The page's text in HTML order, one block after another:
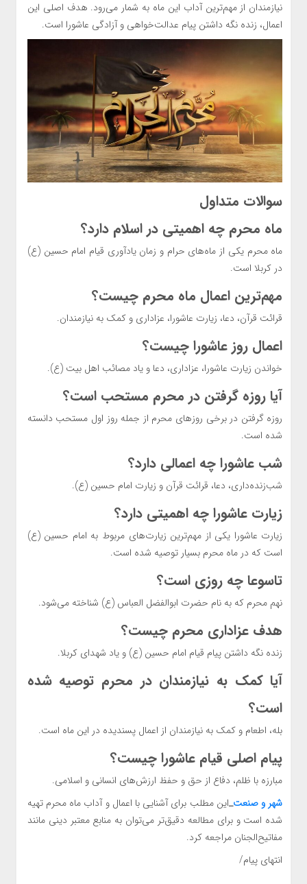
نیازمندان از مهم‌ترین آداب این ماه به شمار می‌رود. هدف اصلی این
اعمال، زنده نگه داشتن پیام عدالت‌خواهی و آزادگی عاشورا است.
سوالات متداول
ماه محرم چه اهمیتی در اسلام دارد؟
ماه محرم یکی از ماه‌های حرام و زمان یادآوری قیام امام حسین (ع)
در کربلا است.
مهم‌ترین اعمال ماه محرم چیست؟
قرائت قرآن، دعا، زیارت عاشورا، عزاداری و کمک به نیازمندان.
اعمال روز عاشورا چیست؟
خواندن زیارت عاشورا، عزاداری، دعا و یاد مصائب اهل بیت (ع).
آیا روزه گرفتن در محرم مستحب است؟
روزه گرفتن در برخی روزهای محرم از جمله روز اول مستحب دانسته
شده است.
شب عاشورا چه اعمالی دارد؟
شب‌زنده‌داری، دعا، قرائت قرآن و زیارت امام حسین (ع).
زیارت عاشورا چه اهمیتی دارد؟
زیارت عاشورا یکی از مهم‌ترین زیارت‌های مربوط به امام حسین (ع)
است که در ماه محرم بسیار توصیه شده است.
تاسوعا چه روزی است؟
نهم محرم که به نام حضرت ابوالفضل العباس (ع) شناخته می‌شود.
هدف عزاداری محرم چیست؟
زنده نگه داشتن پیام قیام امام حسین (ع) و یاد شهدای کربلا.
آیا کمک به نیازمندان در محرم توصیه شده
است؟
بله، اطعام و کمک به نیازمندان از اعمال پسندیده در این ماه است.
پیام اصلی قیام عاشورا چیست؟
مبارزه با ظلم، دفاع از حق و حفظ ارزش‌های انسانی و اسلامی.
شهر و صنعت_این مطلب برای آشنایی با اعمال و آداب ماه محرم تهیه
شده است و برای مطالعه دقیق‌تر می‌توان به منابع معتبر دینی مانند
مفاتیح‌الجنان مراجعه کرد.
انتهای پیام/